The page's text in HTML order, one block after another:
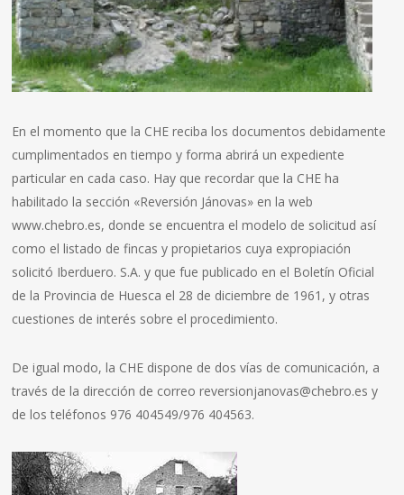
En el momento que la CHE reciba los documentos debidamente
cumplimentados en tiempo y forma abrirá un expediente
particular en cada caso. Hay que recordar que la CHE ha
habilitado la sección «Reversión Jánovas» en la web
www.chebro.es, donde se encuentra el modelo de solicitud así
como el listado de fincas y propietarios cuya expropiación
solicitó Iberduero. S.A. y que fue publicado en el Boletín Oficial
de la Provincia de Huesca el 28 de diciembre de 1961, y otras
cuestiones de interés sobre el procedimiento.
De igual modo, la CHE dispone de dos vías de comunicación, a
través de la dirección de correo reversionjanovas@chebro.es y
de los teléfonos 976 404549/976 404563.